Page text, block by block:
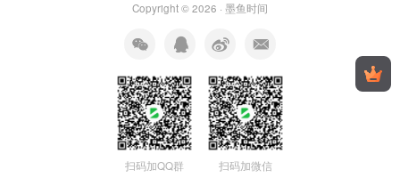
Copyright © 2026 · 墨鱼时间
扫码加QQ群 扫码加微信